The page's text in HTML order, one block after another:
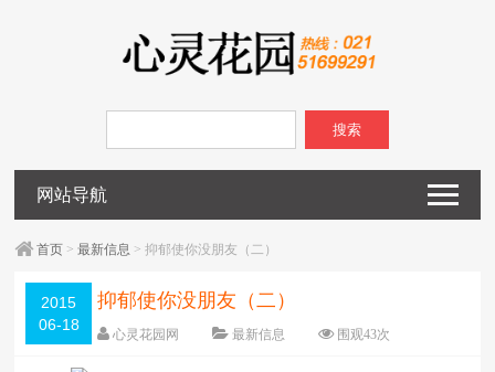
搜索
网站导航
首页 >最新信息 > 抑郁使你没朋友（二）
2015
06-18
抑郁使你没朋友（二）
心灵花园网 最新信息 围观43次